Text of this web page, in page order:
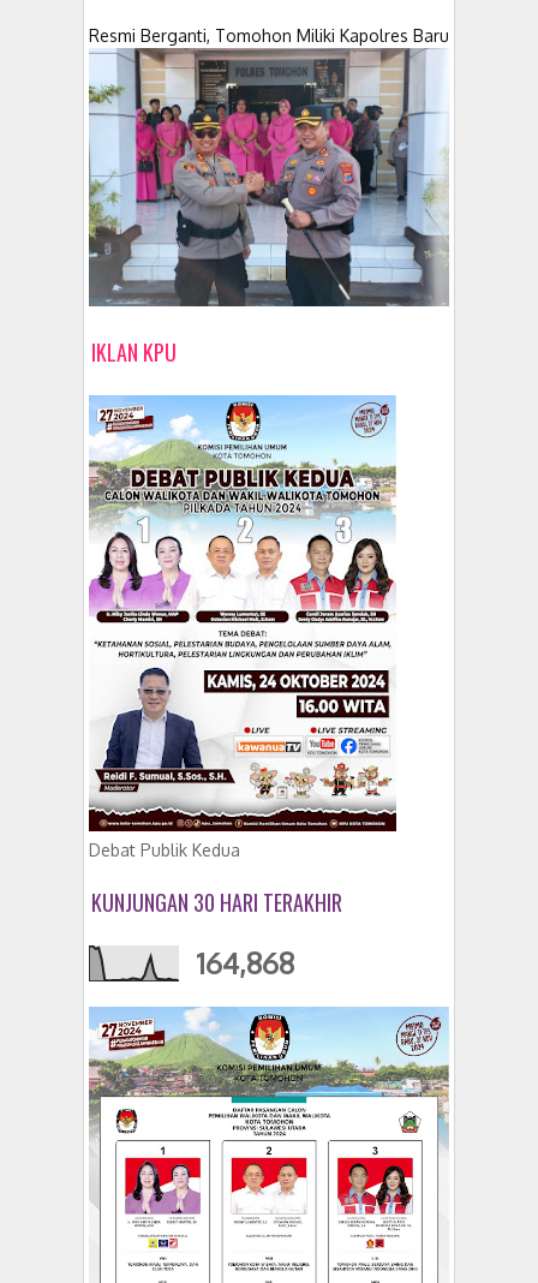
Resmi Berganti, Tomohon Miliki Kapolres Baru
IKLAN KPU
Debat Publik Kedua
KUNJUNGAN 30 HARI TERAKHIR
164,868